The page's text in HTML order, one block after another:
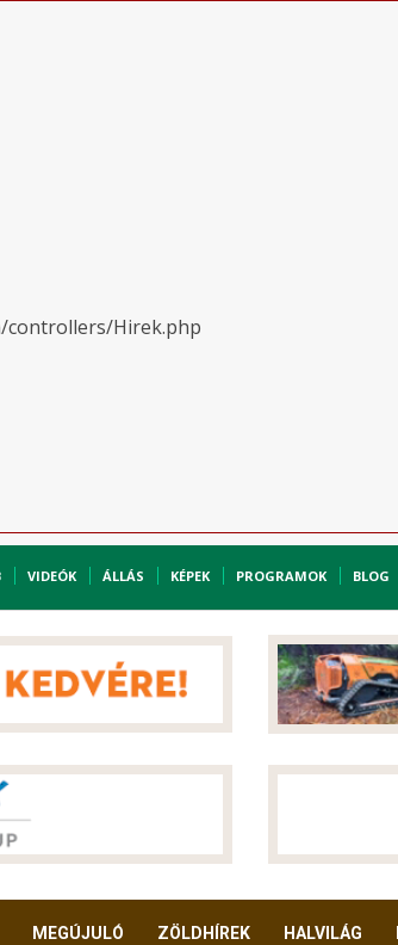
controllers/Hirek.php
VIDEÓK ÁLLÁS KÉPEK PROGRAMOK BLOG
MEGÚJULÓ ZÖLDHÍREK HALVILÁG